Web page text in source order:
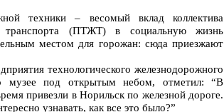
техники – весомый вклад коллектива
транспорта (ПТЖТ) в социальную жизнь
местом для горожан: сюда приезжают
технологического железнодорожного
о музее под открытым небом, отметил: “В
привезли в Норильск по железной дороге.
узнавать, как все это было?”